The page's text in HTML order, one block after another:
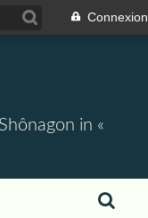
Connexion
in «